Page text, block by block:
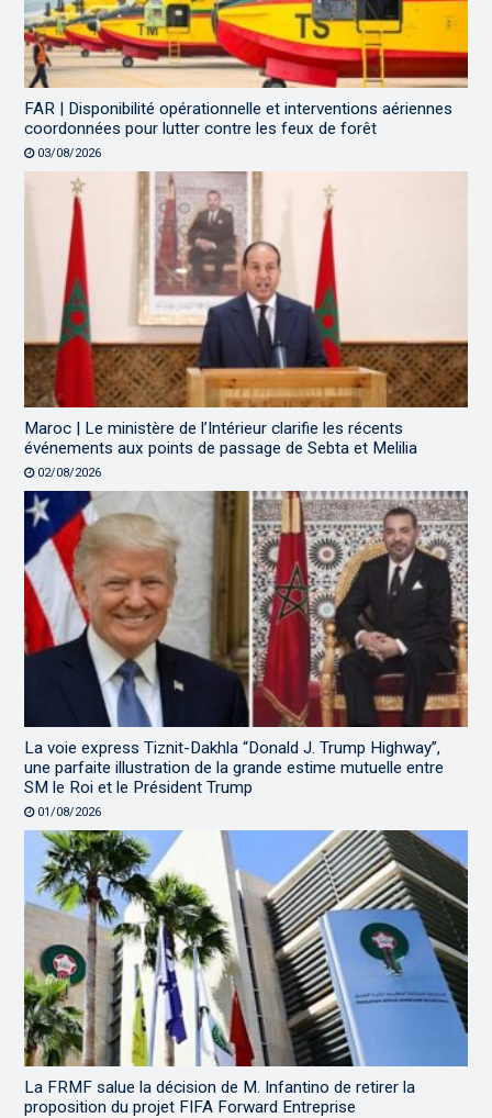
FAR | Disponibilité opérationnelle et interventions aériennes
coordonnées pour lutter contre les feux de forêt
03/08/2026
Maroc | Le ministère de l’Intérieur clarifie les récents
événements aux points de passage de Sebta et Melilia
02/08/2026
La voie express Tiznit-Dakhla “Donald J. Trump Highway”,
une parfaite illustration de la grande estime mutuelle entre
SM le Roi et le Président Trump
01/08/2026
La FRMF salue la décision de M. Infantino de retirer la
proposition du projet FIFA Forward Entreprise